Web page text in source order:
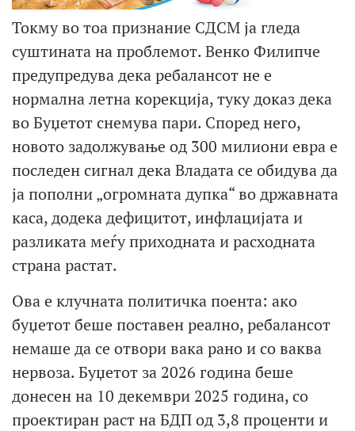
Токму во тоа признание СДСМ ја гледа
суштината на проблемот. Венко Филипче
предупредува дека ребалансот не е
нормална летна корекција, туку доказ дека
во Буџетот снемува пари. Според него,
новото задолжување од 300 милиони евра е
последен сигнал дека Владата се обидува да
ја пополни „огромната дупка“ во државната
каса, додека дефицитот, инфлацијата и
разликата меѓу приходната и расходната
страна растат.
Ова е клучната политичка поента: ако
буџетот беше поставен реално, ребалансот
немаше да се отвори вака рано и со ваква
нервоза. Буџетот за 2026 година беше
донесен на 10 декември 2025 година, со
проектиран раст на БДП од 3,8 проценти и